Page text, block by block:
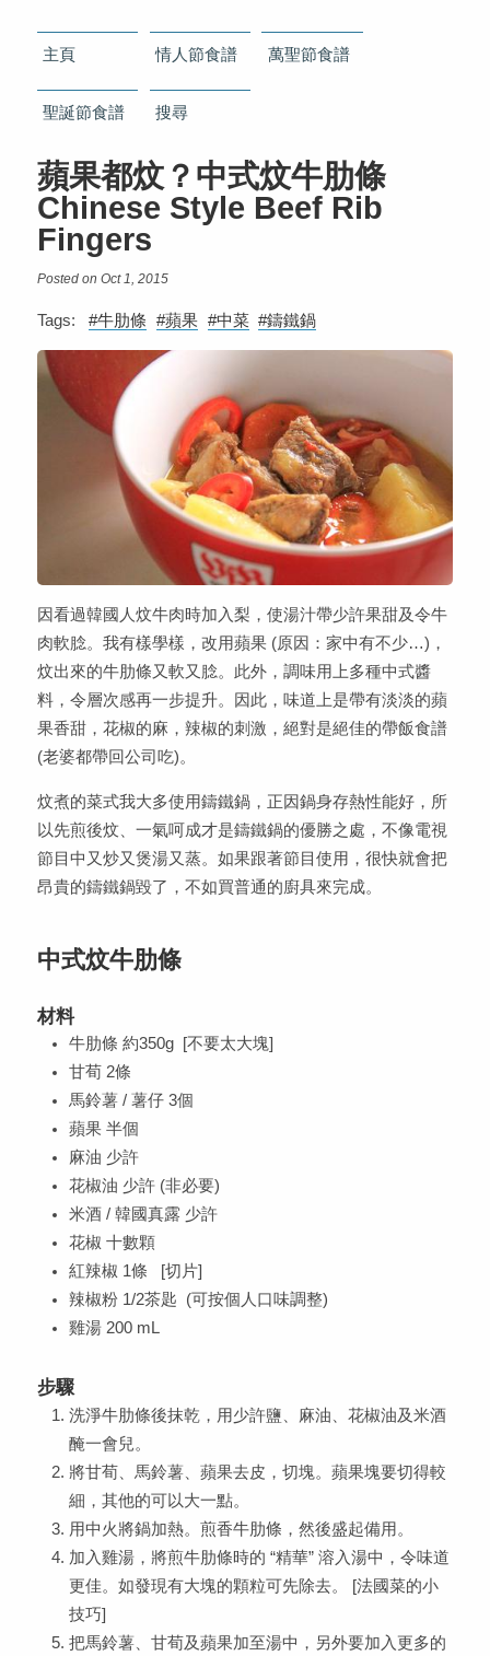
主頁 情人節食譜 萬聖節食譜
聖誕節食譜 搜尋
蘋果都炆？中式炆牛肋條
Chinese Style Beef Rib
Fingers
Posted on Oct 1, 2015
Tags: #牛肋條 #蘋果 #中菜 #鑄鐵鍋
因看過韓國人炆牛肉時加入梨，使湯汁帶少許果甜及令牛
肉軟腍。我有樣學樣，改用蘋果 (原因：家中有不少…)，
炆出來的牛肋條又軟又腍。此外，調味用上多種中式醬
料，令層次感再一步提升。因此，味道上是帶有淡淡的蘋
果香甜，花椒的麻，辣椒的刺激，絕對是絕佳的帶飯食譜
(老婆都帶回公司吃)。
炆煮的菜式我大多使用鑄鐵鍋，正因鍋身存熱性能好，所
以先煎後炆、一氣呵成才是鑄鐵鍋的優勝之處，不像電視
節目中又炒又煲湯又蒸。如果跟著節目使用，很快就會把
昂貴的鑄鐵鍋毀了，不如買普通的廚具來完成。
中式炆牛肋條
材料
牛肋條 約350g [不要太大塊]
甘荀 2條
馬鈴薯 / 薯仔 3個
蘋果 半個
麻油 少許
花椒油 少許 (非必要)
米酒 / 韓國真露 少許
花椒 十數顆
紅辣椒 1條 [切片]
辣椒粉 1/2茶匙 (可按個人口味調整)
雞湯 200 mL
步驟
洗淨牛肋條後抹乾，用少許鹽、麻油、花椒油及米酒
醃一會兒。
將甘荀、馬鈴薯、蘋果去皮，切塊。蘋果塊要切得較
細，其他的可以大一點。
用中火將鍋加熱。煎香牛肋條，然後盛起備用。
加入雞湯，將煎牛肋條時的 “精華” 溶入湯中，令味道
更佳。如發現有大塊的顆粒可先除去。 [法國菜的小
技巧]
把馬鈴薯、甘荀及蘋果加至湯中，另外要加入更多的